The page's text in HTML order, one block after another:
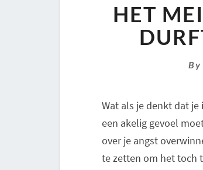
HET
By
Wat als je denkt dat
een akelig gevoel
over je angst
te zetten om het toch